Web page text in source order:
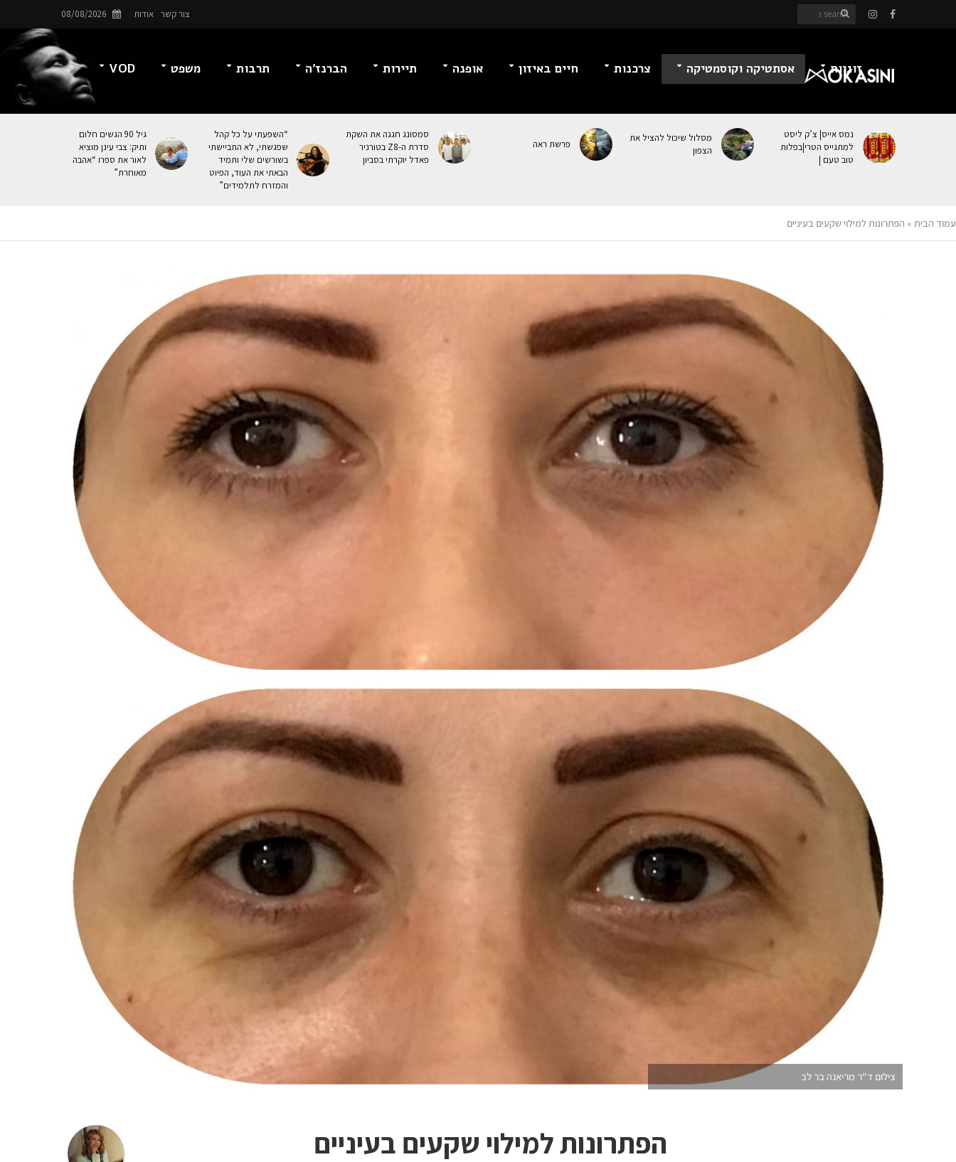
צור קשר אודות 08/08/2026
זוגיות אסתטיקה וקוסמטיקה צרכנות חיים באיזון אופנה תיירות הברנז’ה תרבות משפט VOD
נמס אייס| צ’ק ליסט
למתגייס הטרי|בפלות
טוב טעם |
מסלול שיכול להציל את
הצפון
פרשת ראה
סמסונג חגגה את השקת
סדרת ה-Z8 בטורניר
פאדל יוקרתי בסביון
“השפעתי על כל קהל
שפגשתי, לא התביישתי
בשורשים שלי ותמיד
הבאתי את העוּד, הפיוט
והמזרח לתלמידים”
גיל 90 הגשים חלום
ותיק: צבי עינן מוציא
לאור את ספרו “אהבה
מאוחרת”
עמוד הבית » הפתרונות למילוי שקעים בעיניים
צילום ד"ר מריאנה בר לב
הפתרונות למילוי שקעים בעיניים